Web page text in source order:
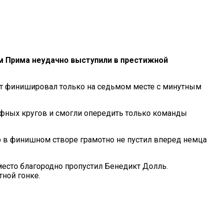
неудачно выступили в престижной
финишировал только на седьмом месте с минутным
кругов и смогли опередить только команды
финишном створе грамотно не пустил вперед немца
благородно пропустил Бенедикт Долль.
гонке.